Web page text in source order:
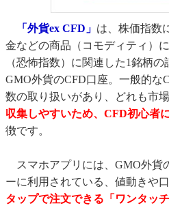
「外貨ex CFD」 は、株価指数
金などの商品（コモディティ）
（恐怖指数）に関連した1銘柄の
GMO外貨のCFD口座。一般的な
数の取り扱いがあり、どれも市
収集しやすいため、CFD初心者
徴です。
スマホアプリには、GMO外貨
ーに利用されている、値動きや
タップで注文できる「ワンタッ